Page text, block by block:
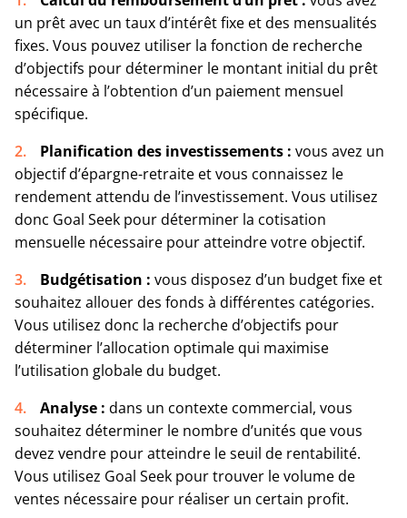
un prêt avec un taux d’intérêt fixe et des mensualités
fixes. Vous pouvez utiliser la fonction de recherche
d’objectifs pour déterminer le montant initial du prêt
nécessaire à l’obtention d’un paiement mensuel
spécifique.
Planification des investissements : vous avez un
objectif d’épargne-retraite et vous connaissez le
rendement attendu de l’investissement. Vous utilisez
donc Goal Seek pour déterminer la cotisation
mensuelle nécessaire pour atteindre votre objectif.
Budgétisation : vous disposez d’un budget fixe et
souhaitez allouer des fonds à différentes catégories.
Vous utilisez donc la recherche d’objectifs pour
déterminer l’allocation optimale qui maximise
l’utilisation globale du budget.
Analyse : dans un contexte commercial, vous
souhaitez déterminer le nombre d’unités que vous
devez vendre pour atteindre le seuil de rentabilité.
Vous utilisez Goal Seek pour trouver le volume de
ventes nécessaire pour réaliser un certain profit.